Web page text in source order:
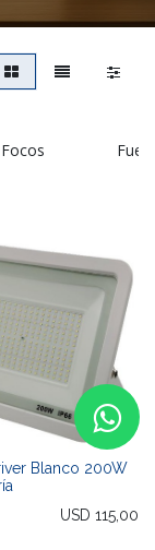
Focos
Blanco 200W
USD 115,00